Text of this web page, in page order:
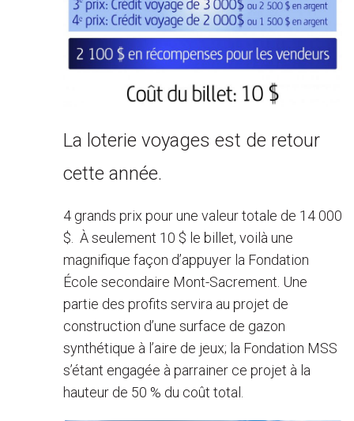
La loterie voyages est de retour
cette année.
4 grands prix pour une valeur totale de 14 000
$. À seulement 10 $ le billet, voilà une
magnifique façon d’appuyer la Fondation
École secondaire Mont-Sacrement. Une
partie des profits servira au projet de
construction d’une surface de gazon
synthétique à l’aire de jeux; la Fondation MSS
s’étant engagée à parrainer ce projet à la
hauteur de 50 % du coût total.